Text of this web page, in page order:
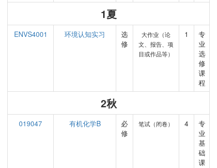
1夏
ENVS4001 环境认知实习
选
修
大作业（论
文、报告、项
目或作品等）
1
专
业
选
修
课
程
2秋
019047 有机化学B
必
修
笔试（闭卷） 4
专
业
基
础
课